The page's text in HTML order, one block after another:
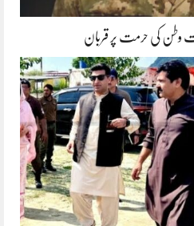
وطن کی حرمت پر قربان